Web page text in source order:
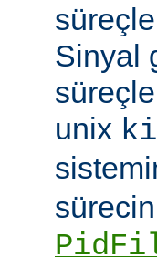
Sinyal
unix